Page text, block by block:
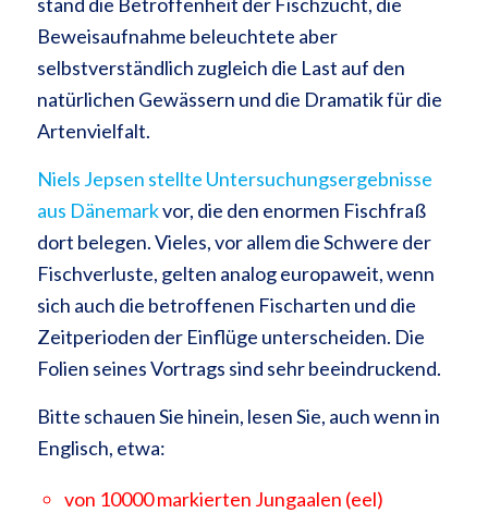
Beweisaufnahme beleuchtete aber
selbstverständlich zugleich die Last auf den
natürlichen Gewässern und die Dramatik für die
Artenvielfalt.
Niels Jepsen stellte Untersuchungsergebnisse
aus Dänemarkvor, die den enormen Fischfraß
dort belegen. Vieles, vor allem die Schwere der
Fischverluste, gelten analog europaweit, wenn
sich auch die betroffenen Fischarten und die
Zeitperioden der Einflüge unterscheiden. Die
Folien seines Vortrags sind sehr beeindruckend.
Bitte schauen Sie hinein, lesen Sie, auch wenn in
Englisch, etwa:
von 10000 markierten Jungaalen (eel)